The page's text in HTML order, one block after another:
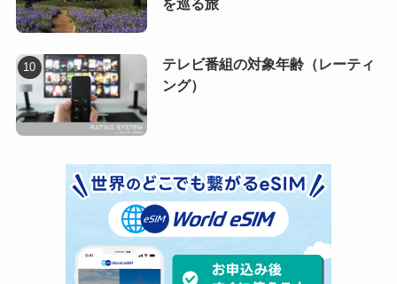
を巡る旅
テレビ番組の対象年齢（レーティ
ング）